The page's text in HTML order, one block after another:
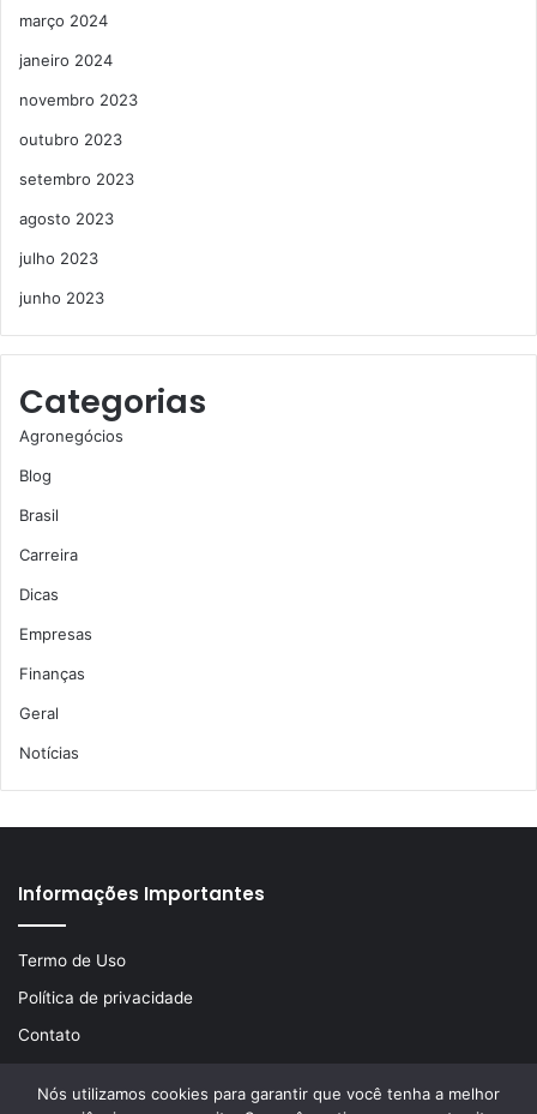
março 2024
janeiro 2024
novembro 2023
outubro 2023
setembro 2023
agosto 2023
julho 2023
junho 2023
Categorias
Agronegócios
Blog
Brasil
Carreira
Dicas
Empresas
Finanças
Geral
Notícias
Informações Importantes
Termo de Uso
Política de privacidade
Contato
Nós utilizamos cookies para garantir que você tenha a melhor